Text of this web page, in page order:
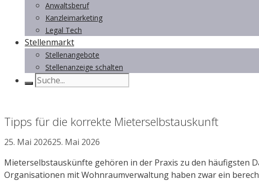
Anwaltsberuf
Kanzleimarketing
Legal Tech
Stellenmarkt
Stellenangebote
Stellenanzeige schalten
Tipps für die korrekte Mieterselbstauskunft
25. Mai 202625. Mai 2026
Mieterselbstauskünfte gehören in der Praxis zu den häufigsten
Organisationen mit Wohnraumverwaltung haben zwar ein